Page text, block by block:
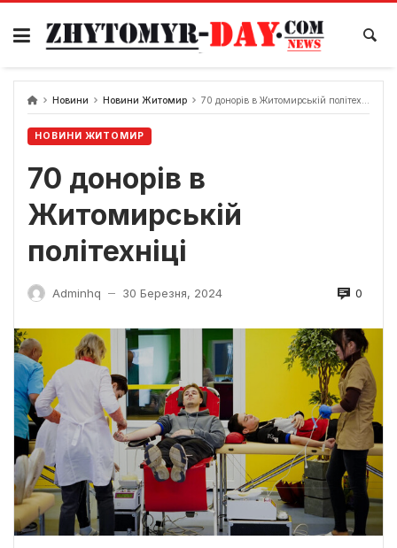
Skip
content
Новини Новини Житомир 70 донорів в Житомирській політехніці
НОВИНИ ЖИТОМИР
70 донорів в
Житомирській
політехніці
Adminhq — 30 Березня, 2024 0